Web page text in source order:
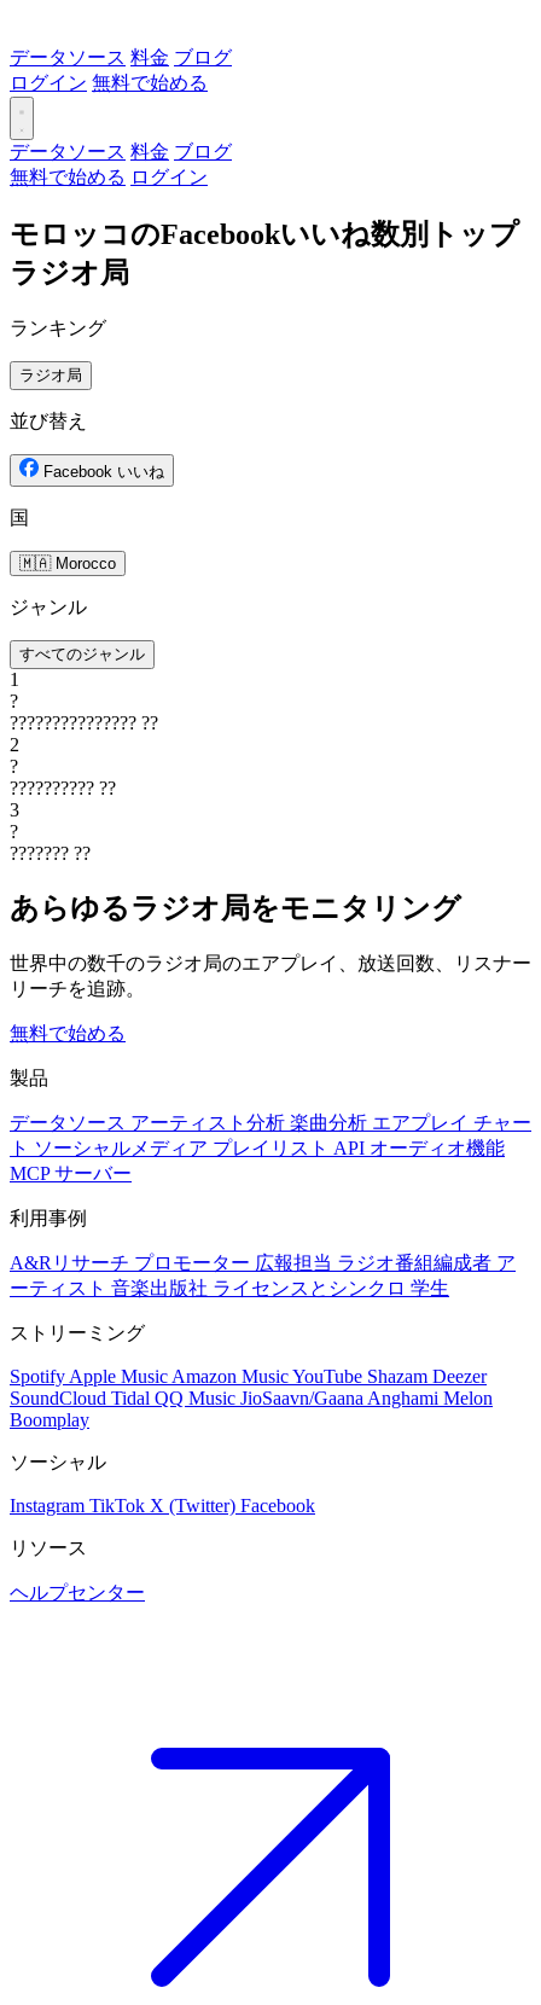
データソース 料金 ブログ
ログイン 無料で始める
データソース 料金 ブログ
無料で始める ログイン
モロッコのFacebookいいね数別トップ
ラジオ局
ランキング
ラジオ局
並び替え
Facebook いいね
国
🇲🇦 Morocco
ジャンル
すべてのジャンル
1
?
??????????????? ??
2
?
?????????? ??
3
?
??????? ??
あらゆるラジオ局をモニタリング
世界中の数千のラジオ局のエアプレイ、放送回数、リスナー
リーチを追跡。
無料で始める
製品
データソース アーティスト分析 楽曲分析 エアプレイ チャー
ト ソーシャルメディア プレイリスト API オーディオ機能
MCP サーバー
利用事例
A&Rリサーチ プロモーター 広報担当 ラジオ番組編成者 ア
ーティスト 音楽出版社 ライセンスとシンクロ 学生
ストリーミング
Spotify Apple Music Amazon MusicYouTube Shazam Deezer
SoundCloud Tidal QQ Music JioSaavn/Gaana Anghami Melon
Boomplay
ソーシャル
Instagram TikTok X (Twitter) Facebook
リソース
ヘルプセンター